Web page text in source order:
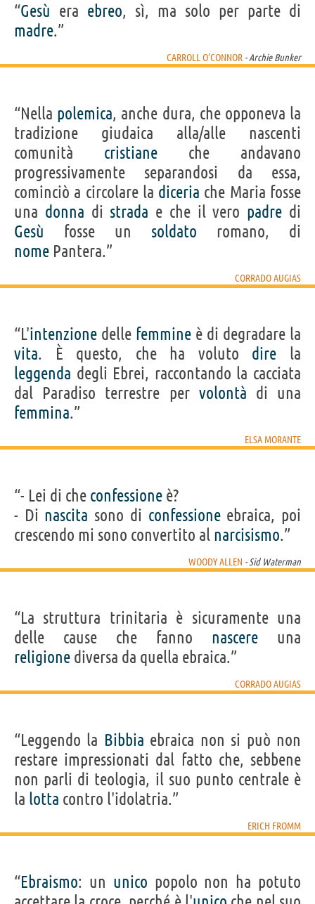
“Gesù era ebreo, sì, ma solo per parte di
madre.”
CARROLL O'CONNOR - Archie Bunker
“Nella polemica, anche dura, che opponeva la
tradizione giudaica alla/alle nascenti
comunità cristiane che andavano
progressivamente separandosi da essa,
cominciò a circolare la diceria che Maria fosse
una donna di strada e che il vero padre di
Gesù fosse un soldato romano, di
nome Pantera.”
CORRADO AUGIAS
“L'intenzione delle femmine è di degradare la
vita. È questo, che ha voluto dire la
leggenda degli Ebrei, raccontando la cacciata
dal Paradiso terrestre per volontà di una
femmina.”
ELSA MORANTE
“- Lei di che confessione è?
- Di nascita sono di confessioneebraica, poi
crescendo mi sono convertito al narcisismo.”
WOODY ALLEN - Sid Waterman
“La struttura trinitaria è sicuramente una
delle cause che fanno nascere una
religione diversa da quella ebraica.”
CORRADO AUGIAS
“Leggendo la Bibbia ebraica non si può non
restare impressionati dal fatto che, sebbene
non parli di teologia, il suo punto centrale è
la lotta contro l'idolatria.”
ERICH FROMM
“Ebraismo: un unico popolo non ha potuto